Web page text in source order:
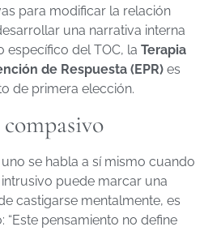
para modificar la relación
una narrativa interna
específico del TOC, la Terapia
de Respuesta (EPR) es
de primera elección.
se habla a sí mismo cuando
puede marcar una
castigarse mentalmente, es
pensamiento no define